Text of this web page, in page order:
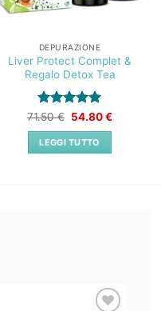
DEPURAZIONE
Liver Protect Complet &
Regalo Detox Tea
Valutato 5
su 5
71.50€ Il
originale
era:
71.50 €.
54.80€Il
LEGGI TUTTO